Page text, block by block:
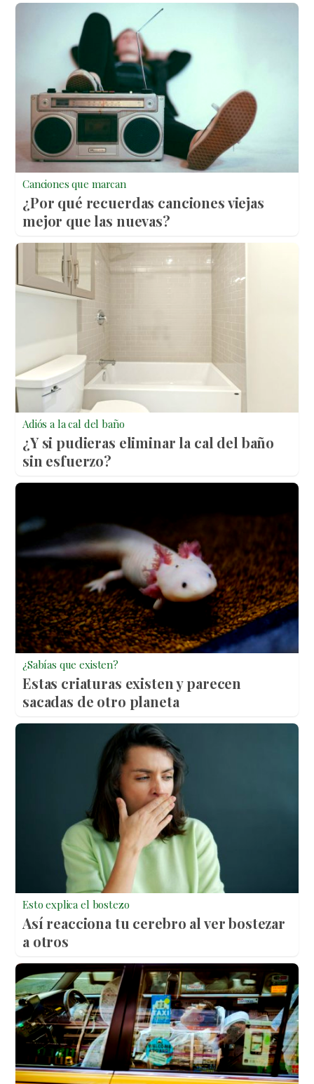
Canciones que marcan
¿Por qué recuerdas canciones viejas
mejor que las nuevas?
Adiós a la cal del baño
¿Y si pudieras eliminar la cal del baño
sin esfuerzo?
¿Sabías que existen?
Estas criaturas existen y parecen
sacadas de otro planeta
Esto explica el bostezo
Así reacciona tu cerebro al ver bostezar
a otros